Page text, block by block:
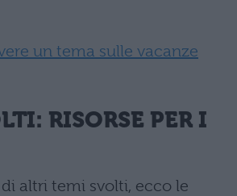
un tema sulle vacanze
RISORSE PER I
altri temi svolti, ecco le